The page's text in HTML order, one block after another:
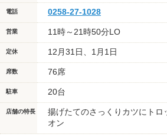
電話 0258-27-1028
営業 11時～21時50分LO
定休 12月31日、1月1日
席数 76席
駐車 20台
店舗の特長
揚げたてのさっくりカツにトロ
オン